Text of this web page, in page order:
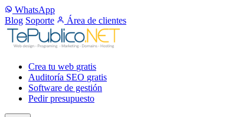
WhatsApp
Blog Soporte Área de clientes
Crea tu web gratis
Auditoría SEO gratis
Software de gestión
Pedir presupuesto